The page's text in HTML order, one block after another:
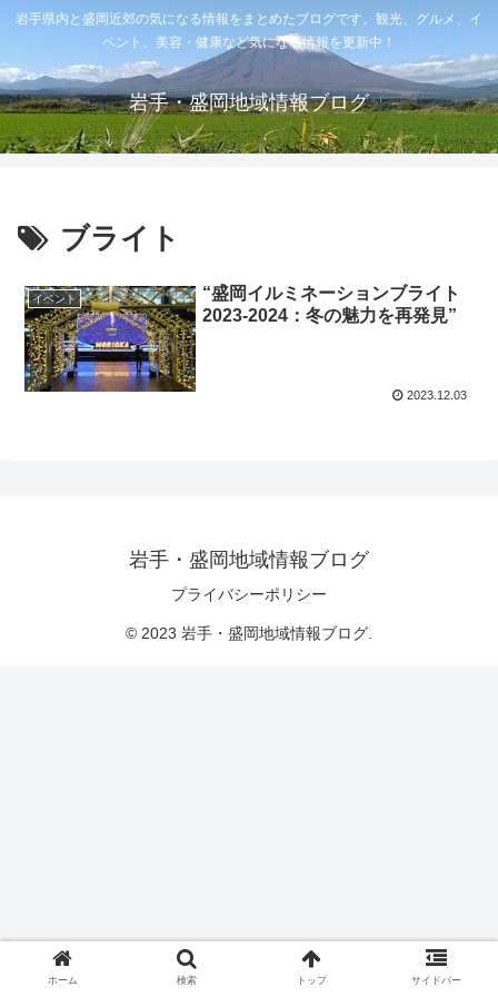
岩手県内と盛岡近郊の気になる情報をまとめたブログです。観光、グルメ、イ
ベント、美容・健康など気になる情報を更新中！
岩手・盛岡地域情報ブログ
ブライト
イベント
“盛岡イルミネーションブライト
2023-2024：冬の魅力を再発見”
2023.12.03
岩手・盛岡地域情報ブログ
プライバシーポリシー
© 2023 岩手・盛岡地域情報ブログ.
ホーム 検索 トップ サイドバー